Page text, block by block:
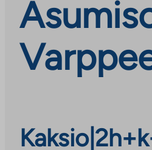
Kaksio|